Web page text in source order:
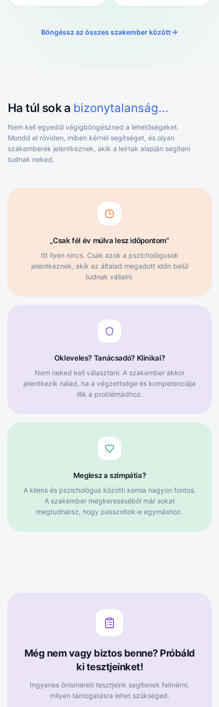
Böngéssz az összes szakember között
Ha túl sok a bizonytalanság...
Nem kell egyedül végigböngészned a lehetőségeket.
Mondd el röviden, miben kérnél segítséget, és olyan
szakemberek jelentkeznek, akik a leírtak alapján segíteni
tudnak neked.
„Csak fél év múlva lesz időpontom”
Itt ilyen nincs. Csak azok a pszichológusok
jelentkeznek, akik az általad megadott időn belül
tudnak vállalni.
Okleveles? Tanácsadó? Klinikai?
Nem neked kell választani. A szakember akkor
jelentkezik nálad, ha a végzettsége és kompetenciája
illik a problémádhoz.
Meglesz a szimpátia?
A kliens és pszichológus közötti kémia nagyon fontos.
A szakember megkereséséből már sokat
megtudhatsz, hogy passzoltok-e egymáshoz.
Még nem vagy biztos benne? Próbáld
ki tesztjeinket!
Ingyenes önismereti tesztjeink segítenek felmérni,
milyen támogatásra lehet szükséged.